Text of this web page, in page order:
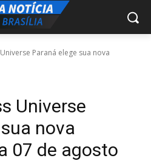
Paraná elege sua nova
Universe
nova
07 de agosto